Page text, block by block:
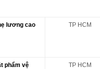
lương cao
TP HCM
phẩm vệ
TP HCM